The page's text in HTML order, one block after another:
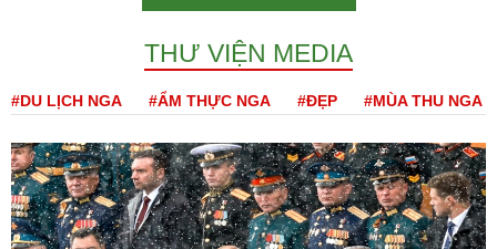
THƯ VIỆN MEDIA
#DU LỊCH NGA #ẨM THỰC NGA #ĐẸP #MÙA THU NGA